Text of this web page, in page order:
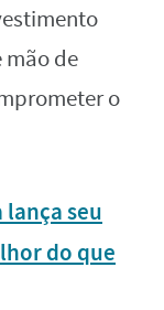
mão de
o
lança seu
do que